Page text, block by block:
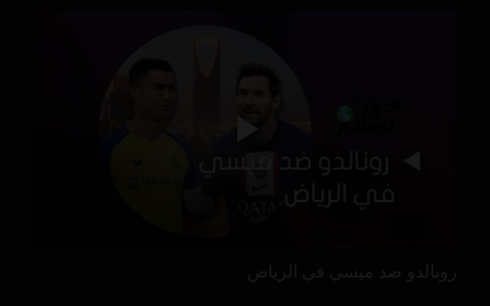
رونالدو ضد ميسي في الرياض